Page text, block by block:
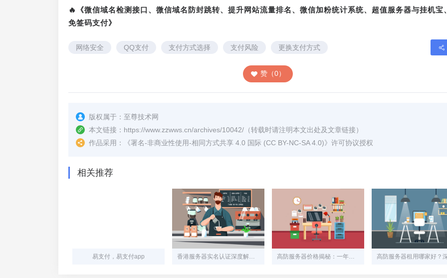
🔥《微信域名检测接口、微信域名防封跳转、提升网站流量排名、微信加粉统计系统、超值服务器与挂机宝
免签码支付》
网络安全 QQ支付 支付方式选择 支付风险 更换支付方式
赞（0）
版权属于： 至尊技术网
本文链接： https://www.zzwws.cn/archives/10042/ （转载时请注明本文出处及文章链接）
作品采用：
《署名-非商业性使用-相同方式共享 4.0 国际 (CC BY-NC-SA 4.0)》许可协议授权
相关推荐
易支付，易支付app 香港服务器实名认证深度解析：法规、实践与用户应对策略 高防服务器价格揭秘：一年成本几何？关键因素与真实选择指南